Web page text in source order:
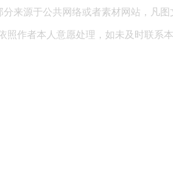
来源于公共网络或者素材网站，凡
照作者本人意愿处理，如未及时联系